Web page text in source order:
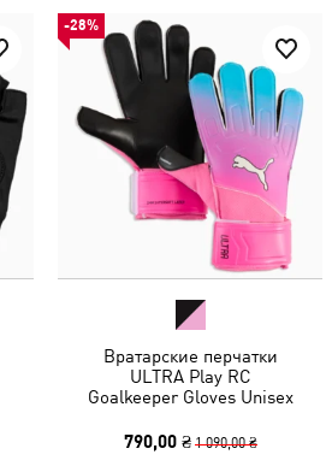
-28%
Вратарские перчатки
ULTRA Play RC
Goalkeeper Gloves Unisex
790,00 ₴ 1 090,00 ₴